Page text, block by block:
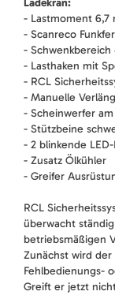
Ladekran:
- Lastmoment 6,7
- Scanreco
- Schwenkbereich
- Lasthaken mit
- RCL
- Manuelle
- Scheinwerfer
- Stützbeine
- 2 blinkende
- Zusatz Ölkühler
- Greifer
RCL
überwacht
betriebsmäßigen
Zunächst wird
Fehlbedienungs-
Greift er jetzt